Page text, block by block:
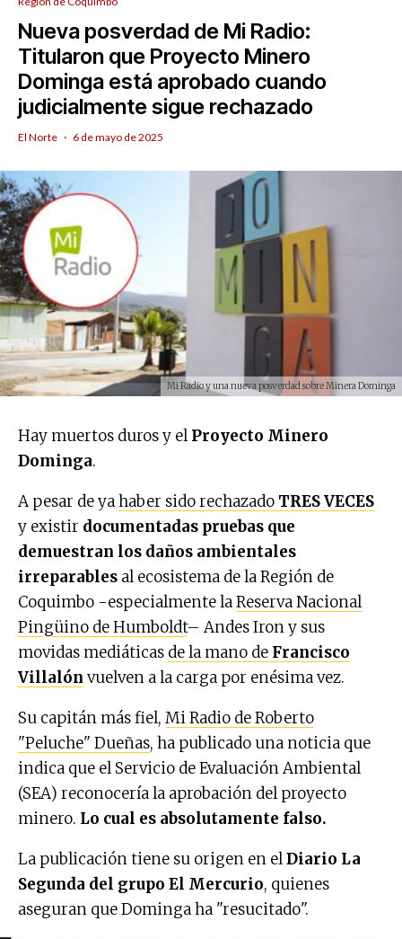
Nueva posverdad de Mi Radio:
Titularon que Proyecto Minero
Dominga está aprobado cuando
judicialmente sigue rechazado
El Norte · 6 de mayo de 2025
Mi Radio y una nueva posverdad sobre Minera Dominga
Hay muertos duros y elProyecto Minero
Dominga.
A pesar de yahaber sido rechazado TRES VECES
y existir documentadas pruebas que
demuestran los daños ambientales
irreparables al ecosistema de la Región de
Coquimbo -especialmente laReserva Nacional
Pingüino de Humboldt– Andes Iron y sus
movidas mediáticas de la mano de Francisco
Villalón vuelven a la carga por enésima vez.
Su capitán más fiel, Mi Radio de Roberto
"Peluche" Dueñas, ha publicado una noticia que
indica que el Servicio de Evaluación Ambiental
(SEA) reconocería la aprobación del proyecto
minero. Lo cual es absolutamente falso.
La publicación tiene su origen en elDiario La
Segunda del grupo El Mercurio, quienes
aseguran que Dominga ha "resucitado".